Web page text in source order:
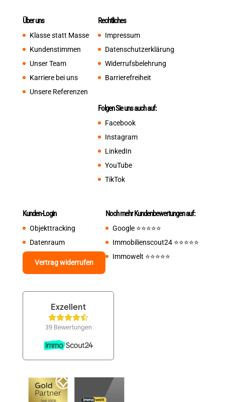
Über uns
Klasse statt Masse
Kundenstimmen
Unser Team
Karriere bei uns
Unsere Referenzen
Rechtliches
Impressum
Datenschutzerklärung
Widerrufsbelehrung
Barrierefreiheit
Folgen Sie uns auch auf:
Facebook
Instagram
LinkedIn
YouTube
TikTok
Kunden-Login
Objekttracking
Datenraum
Vertrag widerrufen
Noch mehr Kundenbewertungen auf:
Google ⭐️⭐️⭐️⭐️⭐️
Immobilienscout24 ⭐️⭐️⭐️⭐️⭐️
Immowelt ⭐️⭐️⭐️⭐️⭐️